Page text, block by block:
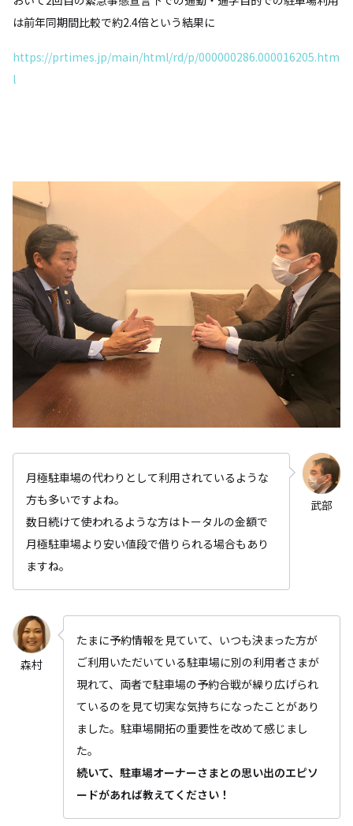
は前年同期間比較で約2.4倍という結果に
https://prtimes.jp/main/html/rd/p/000000286.000016205.htm
l
月極駐車場の代わりとして利用されているような
方も多いですよね。
数日続けて使われるような方はトータルの金額で
月極駐車場より安い値段で借りられる場合もあり
ますね。
武部
森村
たまに予約情報を見ていて、いつも決まった方が
ご利用いただいている駐車場に別の利用者さまが
現れて、両者で駐車場の予約合戦が繰り広げられ
ているのを見て切実な気持ちになったことがあり
ました。駐車場開拓の重要性を改めて感じまし
た。
続いて、駐車場オーナーさまとの思い出のエピソ
ードがあれば教えてください！